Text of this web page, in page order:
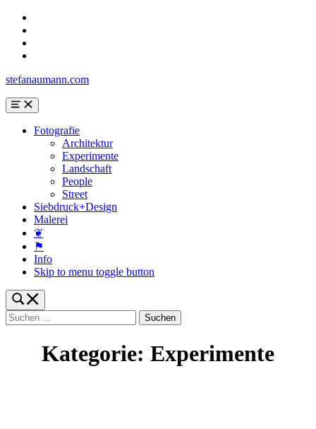
form
footer
stefanaumann.com
Menu
Fotografie
Architektur
Experimente
Landschaft
People
Street
Siebdruck+Design
Malerei
❦
⚑
Info
Skip to menu toggle button
search
form
modal
Suchen
nach:
Kategorie: Experimente